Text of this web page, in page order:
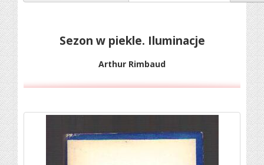
Sezon w piekle. Iluminacje
Arthur Rimbaud